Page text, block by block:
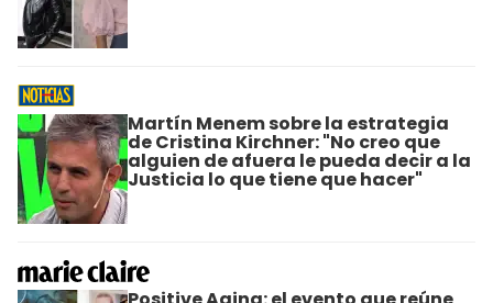
Martín Menem sobre la estrategia
de Cristina Kirchner: "No creo que
alguien de afuera le pueda decir a la
Justicia lo que tiene que hacer"